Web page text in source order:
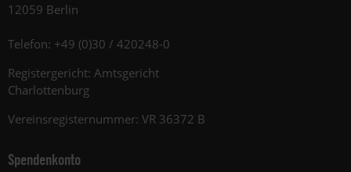
12059 Berlin
Telefon: +49 (0)30 / 420248-0
Registergericht: Amtsgericht
Charlottenburg
Vereinsregisternummer: VR 36372 B
Spendenkonto